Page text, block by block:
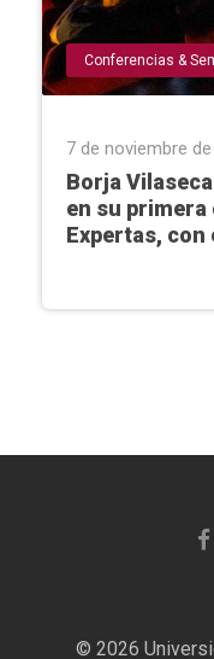
Conferencias &
7 de noviembre
Borja
en su
Expertas, con
© 2026